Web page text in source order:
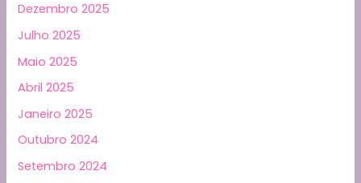
Dezembro 2025
Julho 2025
Maio 2025
Abril 2025
Janeiro 2025
Outubro 2024
Setembro 2024